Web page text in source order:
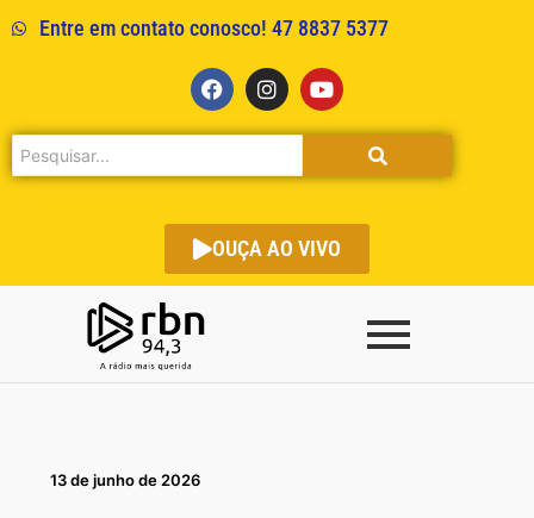
Entre em contato conosco! 47 8837 5377
OUÇA AO VIVO
13 de junho de 2026